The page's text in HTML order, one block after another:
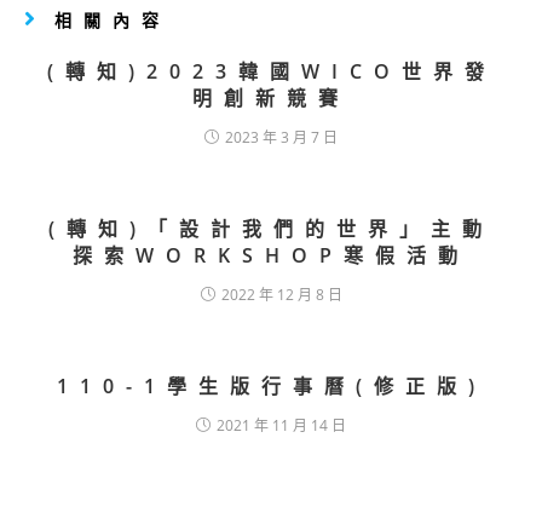
相關內容
(轉知)2023韓國WICO世界發
明創新競賽
2023 年 3 月 7 日
(轉知)「設計我們的世界」主動
探索WORKSHOP寒假活動
2022 年 12 月 8 日
110-1學生版行事曆(修正版)
2021 年 11 月 14 日